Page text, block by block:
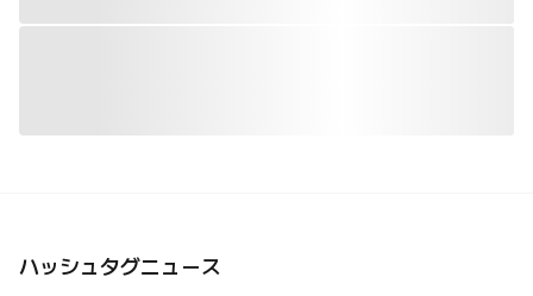
ハッシュタグニュース